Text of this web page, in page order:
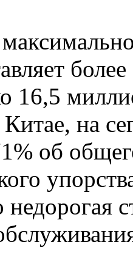
16,5
на
об
недорогая